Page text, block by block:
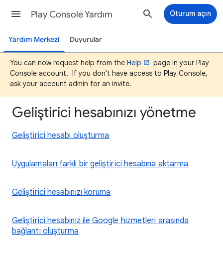
Play Console Yardım Oturum açın
Yardım Merkezi Duyurular
You can now request help from the Help
page in your Play
Console account. If you don't have access to Play Console,
ask your account admin for an invite.
Geliştirici hesabınızı yönetme
Geliştirici hesabı oluşturma
Uygulamaları farklı bir geliştirici hesabına aktarma
Geliştirici hesabınızı koruma
Geliştirici hesabınız ile Google hizmetleri arasında
bağlantı oluşturma